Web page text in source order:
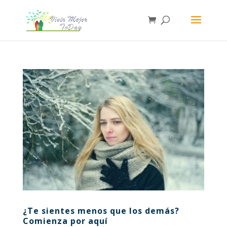
¿Te sientes menos que los demás?
Comienza por aquí